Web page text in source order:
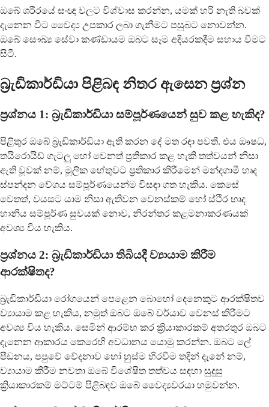
ඔබේ ශරීරයේ සංඥා වලට විශ්වාස කරන්න, යමක් හරි නැති බවක්
දැනෙන විට වෛද්‍ය උපකාර ලබා ගැනීමට පසුබට නොවන්න.
ඔබේ සෞඛ්‍ය සේවා කණ්ඩායම ඔබට සෑම අදියරකදීම සහාය වීමට
සිටී.
බ්‍රැඩිකාර්ඩියා පිළිබඳ නිතර ඇසෙන ප්‍රශ්න
ප්‍රශ්නය 1: බ්‍රැඩිකාර්ඩියා සම්පූර්ණයෙන් සුව කළ හැකිද?
පිළිතුර ඔබේ බ්‍රැඩිකාර්ඩියා ඇති කරන දේ මත රඳා පවතී. එය ඖෂධ,
තයිරොයිඩ් ගැටලු හෝ වෙනත් ප්‍රතිකාර කළ හැකි තත්වයන් නිසා
ඇති වූවක් නම්, මූලික හේතුවට ප්‍රතිකාර කිරීමෙන් මන්දගාමී හෘද
ස්පන්දන වේගය සම්පූර්ණයෙන්ම විසඳා ගත හැකිය. කෙසේ
වෙතත්, වයසට යාම නිසා ඇතිවන වෙනස්කම් හෝ ස්ථිර හෘද
හානිය සම්පූර්ණ සුවයක් නොව, නිරන්තර කළමනාකරණයක්
අවශ්‍ය විය හැකිය.
ප්‍රශ්නය 2: බ්‍රැඩිකාර්ඩියා තිබියදී ව්‍යායාම කිරීම
ආරක්ෂිතද?
බ්‍රැඩිකාර්ඩියා රෝගයෙන් පෙළෙන බොහෝ දෙනෙකුට ආරක්ෂිතව
ව්‍යායාම කළ හැකිය, නමුත් ඔබට ඔබේ චර්යාව වෙනස් කිරීමට
අවශ්‍ය විය හැකිය. සෙමින් ආරම්භ කර ක්‍රියාකාරකම් අතරතුර ඔබට
දැනෙන ආකාරය කෙරෙහි අවධානය යොමු කරන්න. ඔබට ලේ
පීඩනය, පපුවේ වේදනාව හෝ හුස්ම හිරවීම තදින් දැනේ නම්,
ව්‍යායාම කිරීම නවතා ඔබේ විශේෂිත තත්වය සඳහා සුදුසු
ක්‍රියාකාරකම් මට්ටම් පිළිබඳව ඔබේ වෛද්‍යවරයා හමුවන්න.